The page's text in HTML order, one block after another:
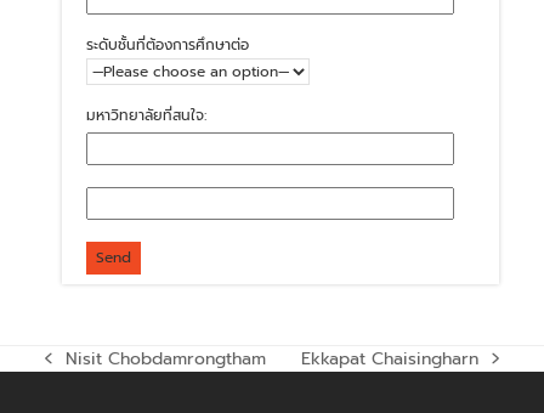
ระดับชั้นที่ต้องการศึกษาต่อ
มหาวิทยาลัยที่สนใจ:
previous
Nisit Chobdamrongtham
next
Ekkapat Chaisingharn